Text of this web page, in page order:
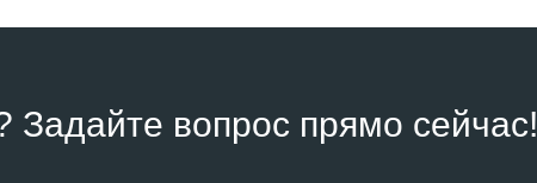
Задайте вопрос прямо сейчас!